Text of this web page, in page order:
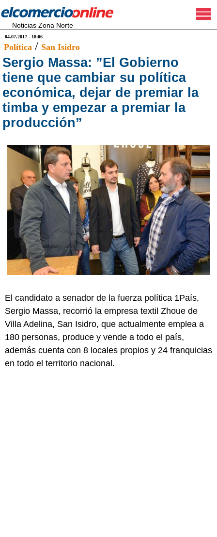
Noticias Zona Norte
04.07.2017 - 18:06
Política / San Isidro
Sergio Massa: ”El Gobierno
tiene que cambiar su política
económica, dejar de premiar la
timba y empezar a premiar la
producción”
El candidato a senador de la fuerza política 1País,
Sergio Massa, recorrió la empresa textil Zhoue de
Villa Adelina, San Isidro, que actualmente emplea a
180 personas, produce y vende a todo el país,
además cuenta con 8 locales propios y 24 franquicias
en todo el territorio nacional.